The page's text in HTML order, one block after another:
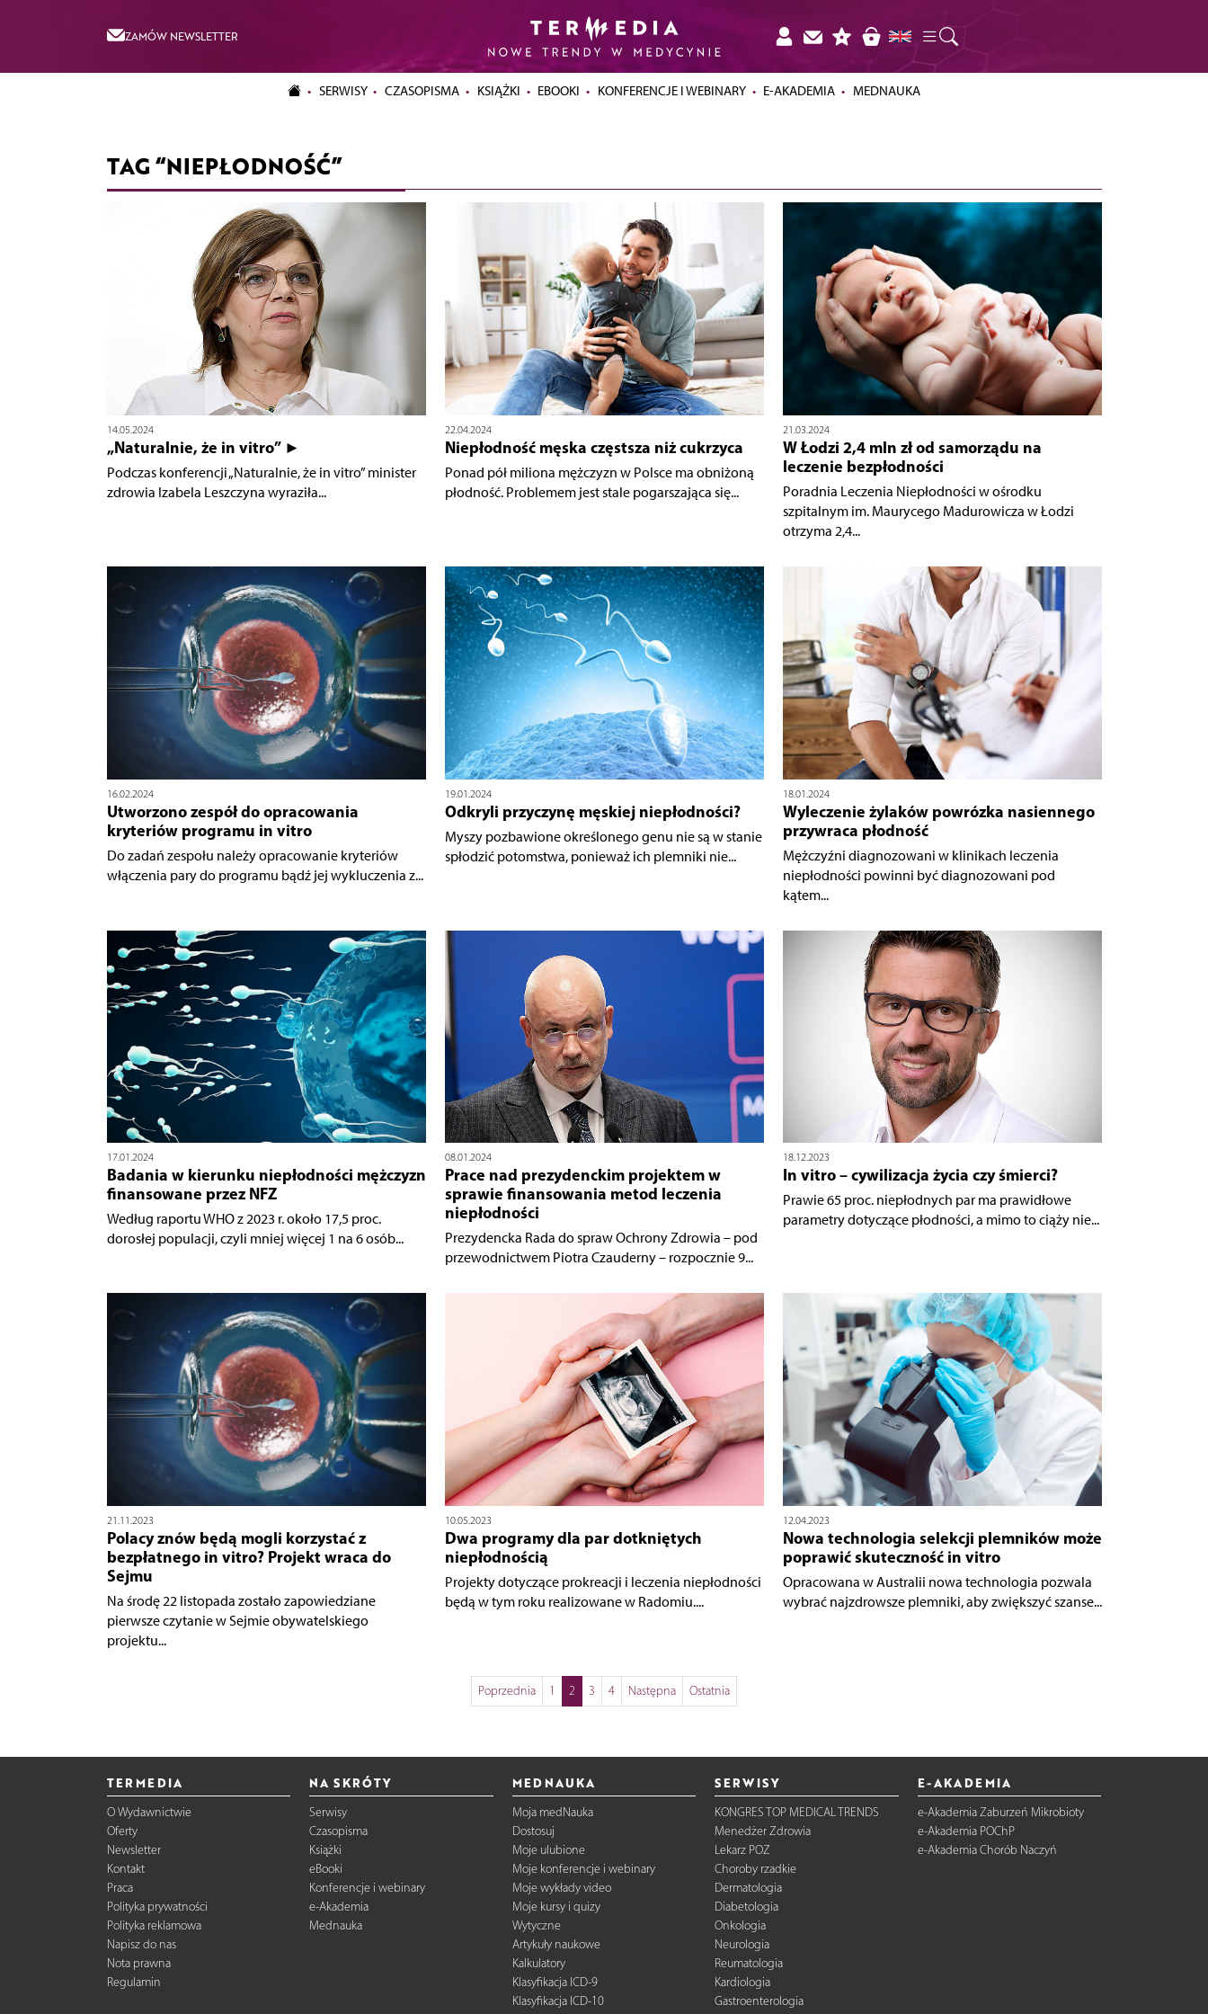
ZAMÓW NEWSLETTER
SERWISY CZASOPISMA KSIĄŻKI EBOOKI KONFERENCJE I WEBINARY E-AKADEMIA MEDNAUKA
TAG “NIEPŁODNOŚĆ”
14.05.2024
„Naturalnie, że in vitro” ►
Podczas konferencji „Naturalnie, że in vitro” minister
zdrowia Izabela Leszczyna wyraziła...
22.04.2024
Niepłodność męska częstsza niż cukrzyca
Ponad pół miliona mężczyzn w Polsce ma obniżoną
płodność. Problemem jest stale pogarszająca się...
21.03.2024
W Łodzi 2,4 mln zł od samorządu na
leczenie bezpłodności
Poradnia Leczenia Niepłodności w ośrodku
szpitalnym im. Maurycego Madurowicza w Łodzi
otrzyma 2,4...
16.02.2024
Utworzono zespół do opracowania
kryteriów programu in vitro
Do zadań zespołu należy opracowanie kryteriów
włączenia pary do programu bądź jej wykluczenia z...
19.01.2024
Odkryli przyczynę męskiej niepłodności?
Myszy pozbawione określonego genu nie są w stanie
spłodzić potomstwa, ponieważ ich plemniki nie...
18.01.2024
Wyleczenie żylaków powrózka nasiennego
przywraca płodność
Mężczyźni diagnozowani w klinikach leczenia
niepłodności powinni być diagnozowani pod
kątem...
17.01.2024
Badania w kierunku niepłodności mężczyzn
finansowane przez NFZ
Według raportu WHO z 2023 r. około 17,5 proc.
dorosłej populacji, czyli mniej więcej 1 na 6 osób...
08.01.2024
Prace nad prezydenckim projektem w
sprawie finansowania metod leczenia
niepłodności
Prezydencka Rada do spraw Ochrony Zdrowia – pod
przewodnictwem Piotra Czauderny – rozpocznie 9...
18.12.2023
In vitro – cywilizacja życia czy śmierci?
Prawie 65 proc. niepłodnych par ma prawidłowe
parametry dotyczące płodności, a mimo to ciąży nie...
21.11.2023
Polacy znów będą mogli korzystać z
bezpłatnego in vitro? Projekt wraca do
Sejmu
Na środę 22 listopada zostało zapowiedziane
pierwsze czytanie w Sejmie obywatelskiego
projektu...
10.05.2023
Dwa programy dla par dotkniętych
niepłodnością
Projekty dotyczące prokreacji i leczenia niepłodności
będą w tym roku realizowane w Radomiu....
12.04.2023
Nowa technologia selekcji plemników może
poprawić skuteczność in vitro
Opracowana w Australii nowa technologia pozwala
wybrać najzdrowsze plemniki, aby zwiększyć szanse...
Poprzednia 1 2 3 4 Następna Ostatnia
TERMEDIA
O Wydawnictwie
Oferty
Newsletter
Kontakt
Praca
Polityka prywatności
Polityka reklamowa
Napisz do nas
Nota prawna
Regulamin
NA SKRÓTY
Serwisy
Czasopisma
Książki
eBooki
Konferencje i webinary
e-Akademia
Mednauka
MEDNAUKA
Moja medNauka
Dostosuj
Moje ulubione
Moje konferencje i webinary
Moje wykłady video
Moje kursy i quizy
Wytyczne
Artykuły naukowe
Kalkulatory
Klasyfikacja ICD-9
Klasyfikacja ICD-10
SERWISY
KONGRES TOP MEDICAL TRENDS
Menedżer Zdrowia
Lekarz POZ
Choroby rzadkie
Dermatologia
Diabetologia
Onkologia
Neurologia
Reumatologia
Kardiologia
Gastroenterologia
E-AKADEMIA
e-Akademia Zaburzeń Mikrobioty
e-Akademia POChP
e-Akademia Chorób Naczyń